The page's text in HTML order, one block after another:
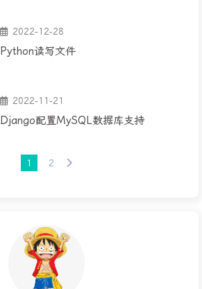
2022-12-28
Python读写文件
2022-11-21
Django配置MySQL数据库支持
1 2